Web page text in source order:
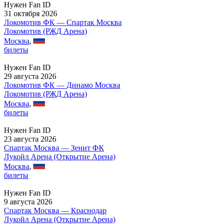
Нужен Fan ID
31 октября 2026
Локомотив ФК — Спартак Москва
Локомотив (РЖД Арена)
Москва,
билеты
Нужен Fan ID
29 августа 2026
Локомотив ФК — Динамо Москва
Локомотив (РЖД Арена)
Москва,
билеты
Нужен Fan ID
23 августа 2026
Спартак Москва — Зенит ФК
Лукойл Арена (Открытие Арена)
Москва,
билеты
Нужен Fan ID
9 августа 2026
Спартак Москва — Краснодар
Лукойл Арена (Открытие Арена)